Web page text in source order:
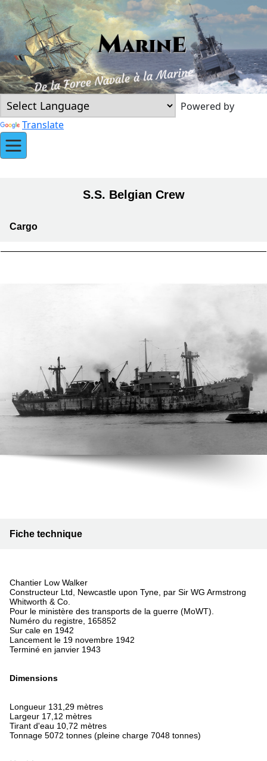
Powered by
Translate
S.S. Belgian Crew
Cargo
Fiche technique
Chantier Low Walker
Constructeur Ltd, Newcastle upon Tyne, par Sir WG Armstrong
Whitworth & Co.
Pour le ministère des transports de la guerre (MoWT).
Numéro du registre, 165852
Sur cale en 1942
Lancement le 19 novembre 1942
Terminé en janvier 1943
Dimensions
Longueur 131,29 mètres
Largeur 17,12 mètres
Tirant d'eau 10,72 mètres
Tonnage 5072 tonnes (pleine charge 7048 tonnes)